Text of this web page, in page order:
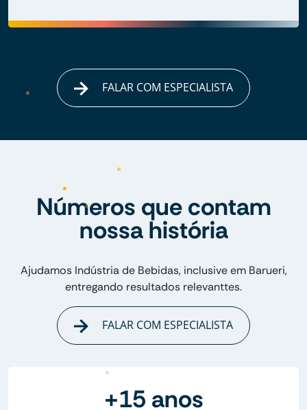
FALAR COM ESPECIALISTA
Números que contam
nossa história
Ajudamos Indústria de Bebidas, inclusive em Barueri,
entregando resultados relevanttes.
FALAR COM ESPECIALISTA
+15 anos